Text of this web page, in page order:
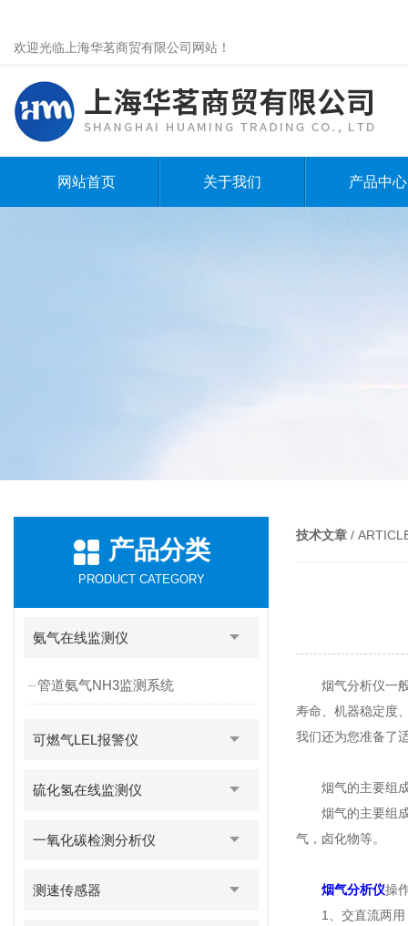
欢迎光临上海华茗商贸有限公司网站！
网站首页 关于我们 产品中心
产品分类
PRODUCT CATEGORY
氨气在线监测仪
管道氨气NH3监测系统
可燃气LEL报警仪
硫化氢在线监测仪
一氧化碳检测分析仪
测速传感器
技术文章 /
烟气分析仪一般
寿命、机器稳定度
我们还为您准备了
烟气的主要组
烟气的主要组成
气，卤化物等。
烟气分析仪操
1、交直流两用